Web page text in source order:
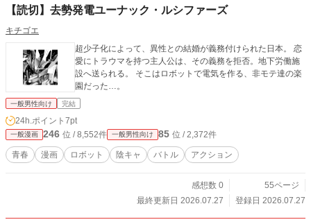
【読切】去勢発電ユーナック・ルシファーズ
キチゴエ
超少子化によって、異性との結婚が義務付けられた日本。 恋
愛にトラウマを持つ主人公は、その義務を拒否。地下労働施
設へ送られる。 そこはロボットで電気を作る、非モテ達の楽
園だった…。
一般男性向け 完結
24h.ポイント 7pt
一般漫画 246 位 / 8,552件 一般男性向け 85 位 / 2,372件
青春 漫画 ロボット 陰キャ バトル アクション
感想数 0
55ページ
最終更新日 2026.07.27
登録日 2026.07.27